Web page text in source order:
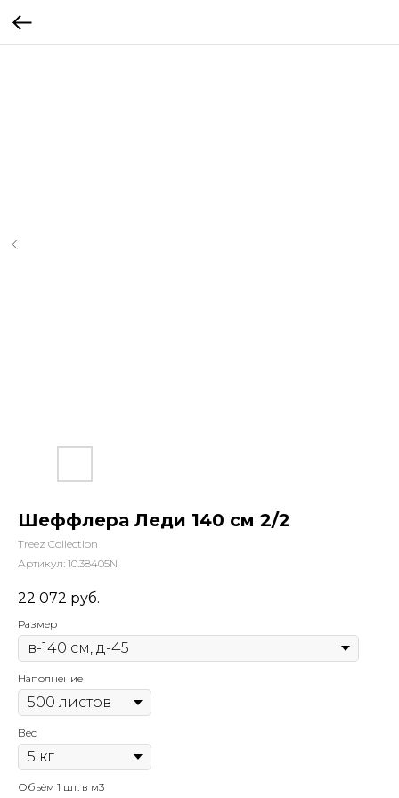
Шеффлера Леди 140 см 2/2
Treez Collection
Артикул: 10.38405N
22 072 руб.
Размер
Наполнение
Вес
Объём 1 шт. в м3